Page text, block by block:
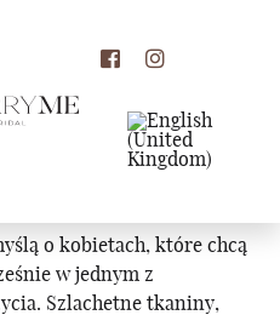
o kobietach, które chcą
w jednym z
Szlachetne tkaniny,